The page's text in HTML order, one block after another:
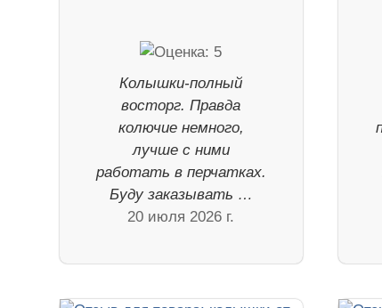
Колышки-полный
восторг. Правда
колючие немного,
лучше с ними
работать в перчатках.
Буду заказывать …
20 июля 2026 г.